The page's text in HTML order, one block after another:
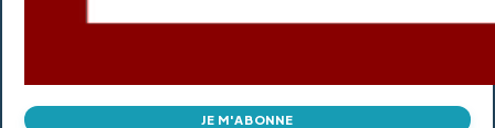
JE M'ABONNE